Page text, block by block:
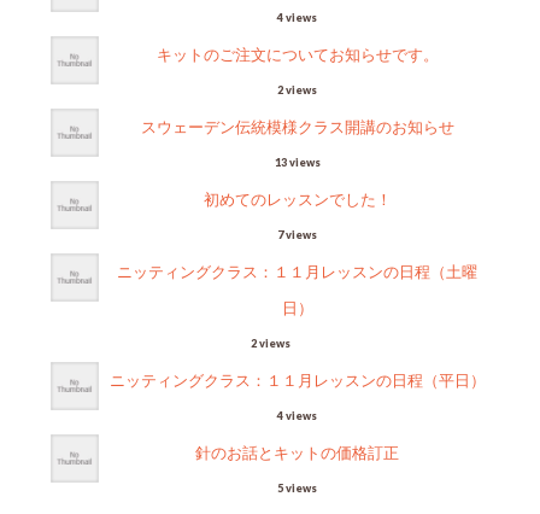
4 views
キットのご注文についてお知らせです。
2 views
スウェーデン伝統模様クラス開講のお知らせ
13 views
初めてのレッスンでした！
7 views
ニッティングクラス：１１月レッスンの日程（土曜
日）
2 views
ニッティングクラス：１１月レッスンの日程（平日）
4 views
針のお話とキットの価格訂正
5 views